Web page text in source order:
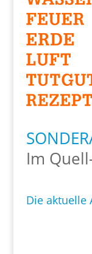
Im
Die aktuelle